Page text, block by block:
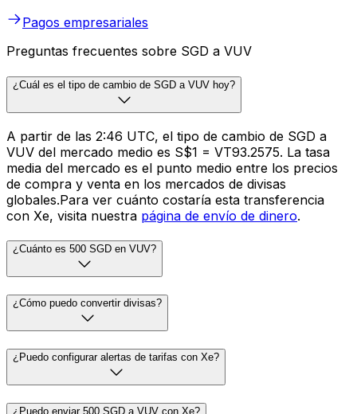
Pagos empresariales
Preguntas frecuentes sobre SGD a VUV
¿Cuál es el tipo de cambio de SGD a VUV hoy?
A partir de las 2:46 UTC, el tipo de cambio de SGD a
VUV del mercado medio es S$1 = VT93.2575. La tasa
media del mercado es el punto medio entre los precios
de compra y venta en los mercados de divisas
globales.Para ver cuánto costaría esta transferencia
con Xe, visita nuestra página de envío de dinero.
¿Cuánto es 500 SGD en VUV?
¿Cómo puedo convertir divisas?
¿Puedo configurar alertas de tarifas con Xe?
¿Puedo enviar 500 SGD a VUV con Xe?